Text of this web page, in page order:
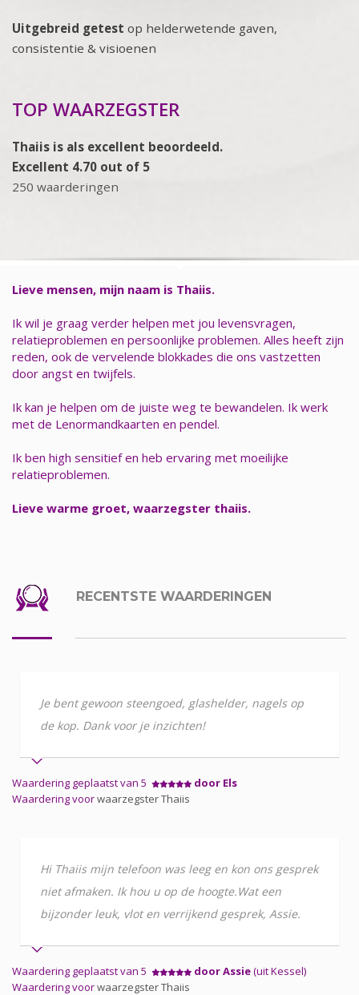
Uitgebreid getest op helderwetende gaven,
consistentie & visioenen
TOP WAARZEGSTER
Thaiis is als excellent beoordeeld.
Excellent 4.70 out of 5
250 waarderingen
Lieve mensen, mijn naam is Thaiis.
Ik wil je graag verder helpen met jou levensvragen,
relatieproblemen en persoonlijke problemen. Alles heeft zijn
reden, ook de vervelende blokkades die ons vastzetten
door angst en twijfels.
Ik kan je helpen om de juiste weg te bewandelen. Ik werk
met de Lenormandkaarten en pendel.
Ik ben high sensitief en heb ervaring met moeilijke
relatieproblemen.
Lieve warme groet, waarzegster thaiis.
RECENTSTE WAARDERINGEN
Je bent gewoon steengoed, glashelder, nagels op
de kop. Dank voor je inzichten!
Waardering geplaatst van 5
door Els
Waardering voorwaarzegster Thaiis
Hi Thaiis mijn telefoon was leeg en kon ons gesprek
niet afmaken. Ik hou u op de hoogte.Wat een
bijzonder leuk, vlot en verrijkend gesprek, Assie.
Waardering geplaatst van 5 door Assie(uit Kessel)
Waardering voorwaarzegster Thaiis